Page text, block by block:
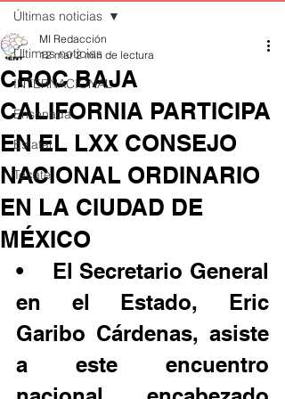
Últimas noticias
INTERNACIONAL
Ensenada
Estatal
Tecate
Últimas noticias
CROC BAJA
CALIFORNIA PARTICIPA
EN EL LXX CONSEJO
NACIONAL ORDINARIO
EN LA CIUDAD DE
MÉXICO
MI Redacción
12 mar 2 min de lectura
•	El Secretario General
en el Estado, Eric
Garibo Cárdenas, asiste
a este encuentro